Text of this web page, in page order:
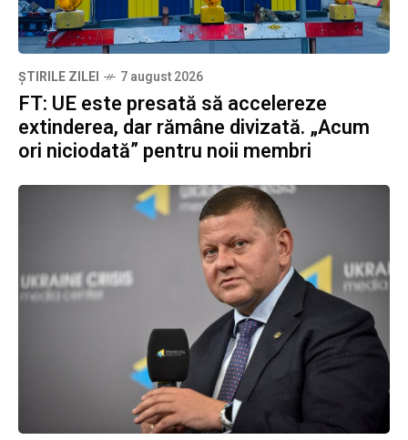
ȘTIRILE ZILEI 7 august 2026
FT: UE este presată să accelereze
extinderea, dar rămâne divizată. „Acum
ori niciodată” pentru noii membri